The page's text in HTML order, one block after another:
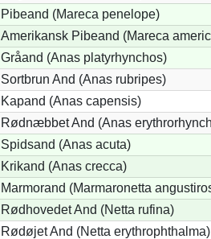
Pibeand (Mareca penelope)
Amerikansk Pibeand (Mareca
Gråand (Anas platyrhynchos)
Sortbrun And (Anas rubripes)
Kapand (Anas capensis)
Rødnæbbet And (Anas
Spidsand (Anas acuta)
Krikand (Anas crecca)
Marmorand (Marmaronetta
Rødhovedet And (Netta rufina)
Rødøjet And (Netta erythrophthalma)